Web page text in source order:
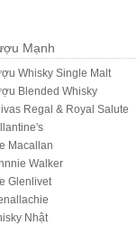
Mạnh
Whisky Single Malt
Blended Whisky
Regal & Royal Salute
Macallan
Walker
Glenlivet
Nhật